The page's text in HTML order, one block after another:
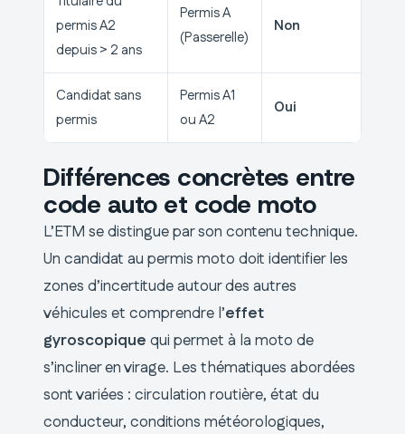
permis A2
depuis > 2 ans
Permis A
(Passerelle)
Non
Candidat sans
permis
Permis A1
ou A2
Oui
Différences concrètes entre
code auto et code moto
L’ETM se distingue par son contenu technique.
Un candidat au permis moto doit identifier les
zones d’incertitude autour des autres
véhicules et comprendre l’effet
gyroscopique qui permet à la moto de
s’incliner en virage. Les thématiques abordées
sont variées : circulation routière, état du
conducteur, conditions météorologiques,